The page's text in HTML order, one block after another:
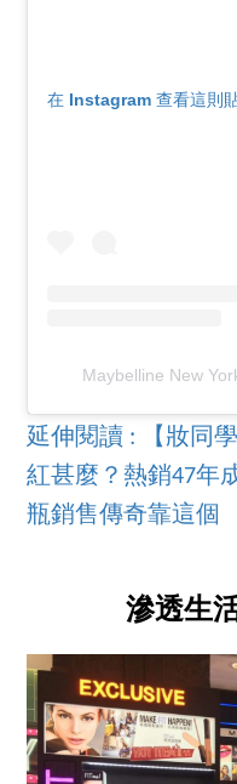
在 Instagram 查看這則
Maybelline New
延伸閱讀 : 【妝同
紅甚麼？熱銷47年
瓶銷售傳奇靠這個
滲透生